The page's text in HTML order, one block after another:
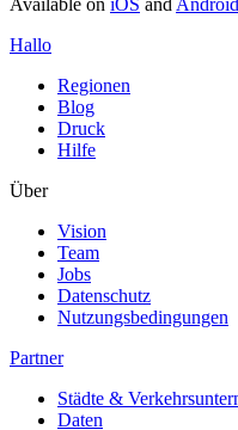
Hallo
Regionen
Blog
Druck
Hilfe
Über
Vision
Team
Jobs
Datenschutz
Nutzungsbedingungen
Partner
Städte &
Daten